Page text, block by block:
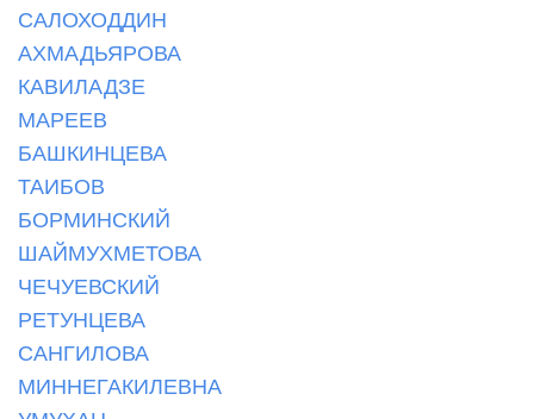
САЛОХОДДИН
АХМАДЬЯРОВА
КАВИЛАДЗЕ
МАРЕЕВ
БАШКИНЦЕВА
ТАИБОВ
БОРМИНСКИЙ
ШАЙМУХМЕТОВА
ЧЕЧУЕВСКИЙ
РЕТУНЦЕВА
САНГИЛОВА
МИННЕГАКИЛЕВНА